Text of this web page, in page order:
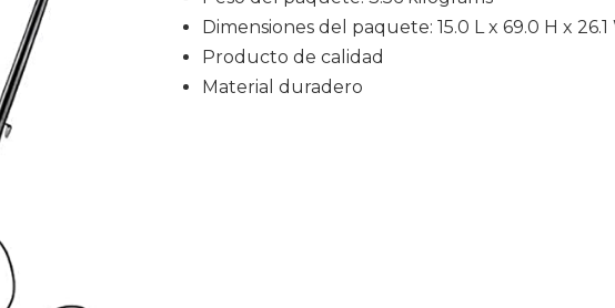
Dimensiones del paquete: 15.0 L x 69.0 H x
Producto de calidad
Material duradero